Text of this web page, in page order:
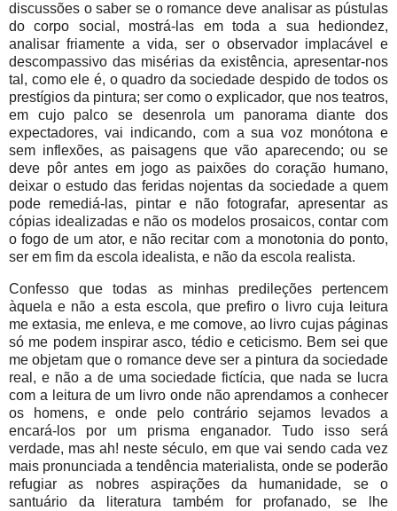
discussões o saber se o romance deve analisar as pústulas
do corpo social, mostrá-las em toda a sua hediondez,
analisar friamente a vida, ser o observador implacável e
descompassivo das misérias da existência, apresentar-nos
tal, como ele é, o quadro da sociedade despido de todos os
prestígios da pintura; ser como o explicador, que nos teatros,
em cujo palco se desenrola um panorama diante dos
expectadores, vai indicando, com a sua voz monótona e
sem inflexões, as paisagens que vão aparecendo; ou se
deve pôr antes em jogo as paixões do coração humano,
deixar o estudo das feridas nojentas da sociedade a quem
pode remediá-las, pintar e não fotografar, apresentar as
cópias idealizadas e não os modelos prosaicos, contar com
o fogo de um ator, e não recitar com a monotonia do ponto,
ser em fim da escola idealista, e não da escola realista.
Confesso que todas as minhas predileções pertencem
àquela e não a esta escola, que prefiro o livro cuja leitura
me extasia, me enleva, e me comove, ao livro cujas páginas
só me podem inspirar asco, tédio e ceticismo. Bem sei que
me objetam que o romance deve ser a pintura da sociedade
real, e não a de uma sociedade fictícia, que nada se lucra
com a leitura de um livro onde não aprendamos a conhecer
os homens, e onde pelo contrário sejamos levados a
encará-los por um prisma enganador. Tudo isso será
verdade, mas ah! neste século, em que vai sendo cada vez
mais pronunciada a tendência materialista, onde se poderão
refugiar as nobres aspirações da humanidade, se o
santuário da literatura também for profanado, se lhe